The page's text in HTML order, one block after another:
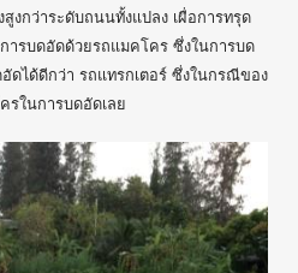
งกว่าระดับถนนทั้งแปลง เผื่อการทรุด
ารบดอัดด้วยรถแมคโคร ซึ่งในการบด
ดได้ดีกว่า รถแทรกเตอร์ ซึ่งในกรณีของ
รในการบดอัดเลย